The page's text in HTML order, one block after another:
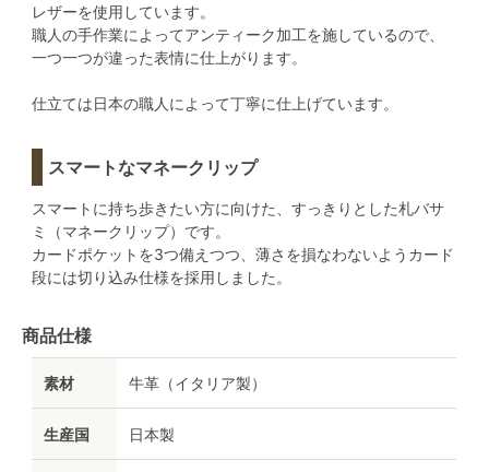
レザーを使用しています。
職人の手作業によってアンティーク加工を施しているので、
一つ一つが違った表情に仕上がります。
仕立ては日本の職人によって丁寧に仕上げています。
スマートなマネークリップ
スマートに持ち歩きたい方に向けた、すっきりとした札バサ
ミ（マネークリップ）です。
カードポケットを3つ備えつつ、薄さを損なわないようカード
段には切り込み仕様を採用しました。
商品仕様
素材 牛革（イタリア製）
生産国 日本製